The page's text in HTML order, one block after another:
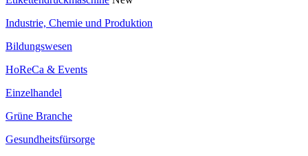
Industrie, Chemie und Produktion
Bildungswesen
HoReCa & Events
Einzelhandel
Grüne Branche
Gesundheitsfürsorge